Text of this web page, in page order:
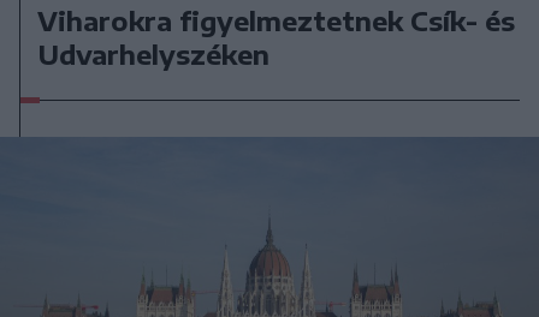
Viharokra figyelmeztetnek Csík- és
Udvarhelyszéken